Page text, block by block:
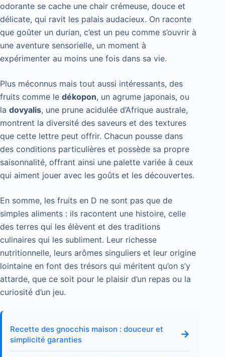
odorante se cache une chair crémeuse, douce et
délicate, qui ravit les palais audacieux. On raconte
que goûter un durian, c’est un peu comme s’ouvrir à
une aventure sensorielle, un moment à
expérimenter au moins une fois dans sa vie.
Plus méconnus mais tout aussi intéressants, des
fruits comme le dékopon, un agrume japonais, ou
la dovyalis, une prune acidulée d’Afrique australe,
montrent la diversité des saveurs et des textures
que cette lettre peut offrir. Chacun pousse dans
des conditions particulières et possède sa propre
saisonnalité, offrant ainsi une palette variée à ceux
qui aiment jouer avec les goûts et les découvertes.
En somme, les fruits en D ne sont pas que de
simples aliments : ils racontent une histoire, celle
des terres qui les élèvent et des traditions
culinaires qui les subliment. Leur richesse
nutritionnelle, leurs arômes singuliers et leur origine
lointaine en font des trésors qui méritent qu’on s’y
attarde, que ce soit pour le plaisir d’un repas ou la
curiosité d’un jeu.
Recette des gnocchis maison : douceur et
simplicité garanties
→